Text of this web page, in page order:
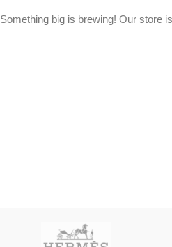
Something big is brewing! Our store